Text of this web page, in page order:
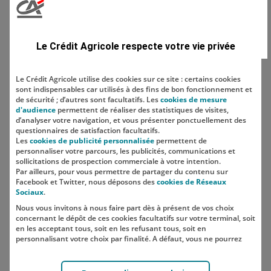
Localisation
SUIVEZ-NOUS SUR LES RÉSEAUX
SOCIAUX
Le Crédit Agricole respecte votre vie privée
Le Crédit Agricole utilise des cookies sur ce site : certains cookies
sont indispensables car utilisés à des fins de bon fonctionnement et
de sécurité ; d’autres sont facultatifs. Lescookies de mesure
d'audience permettent de réaliser des statistiques de visites,
d’analyser votre navigation, et vous présenter ponctuellement des
questionnaires de satisfaction facultatifs.
Lescookies de publicité personnalisée permettent de
personnaliser votre parcours, les publicités, communications et
sollicitations de prospection commerciale à votre intention.
Par ailleurs, pour vous permettre de partager du contenu sur
Facebook et Twitter, nous déposons descookies de Réseaux
Sociaux.
Nous vous invitons à nous faire part dès à présent de vos choix
concernant le dépôt de ces cookies facultatifs sur votre terminal, soit
en les acceptant tous, soit en les refusant tous, soit en
personnalisant votre choix par finalité. A défaut, vous ne pourrez
Votre choix est libre et peut être modifié à tout moment, en cliquant